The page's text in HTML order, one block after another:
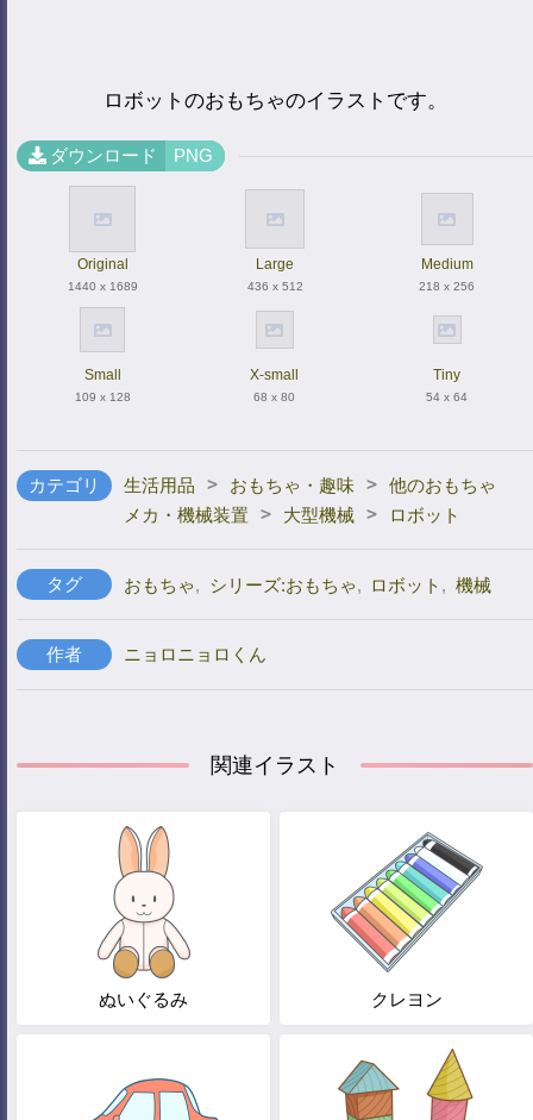
ロボットのおもちゃのイラストです。
ダウンロード PNG
Original
1440 x 1689
Large
436 x 512
Medium
218 x 256
Small
109 x 128
X-small
68 x 80
Tiny
54 x 64
カテゴリ 生活用品 > おもちゃ・趣味 > 他のおもちゃ
メカ・機械装置
> 大型機械 > ロボット
タグ おもちゃ, シリーズ:おもちゃ, ロボット , 機械
作者 ニョロニョロくん
関連イラスト
ぬいぐるみ クレヨン